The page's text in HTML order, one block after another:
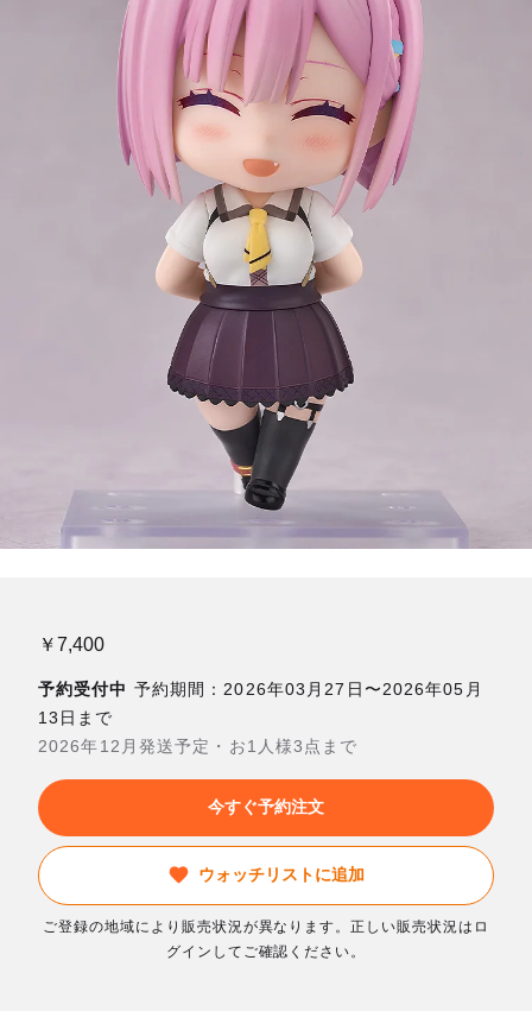
￥7,400
予約受付中 予約期間：2026年03月27日〜2026年05月
13日まで
2026年12月発送予定・お1人様3点まで
今すぐ予約注文
ウォッチリストに追加
ご登録の地域により販売状況が異なります。正しい販売状況はロ
グインしてご確認ください。